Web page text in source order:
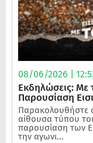
08/06/2026 |
Εκδηλώσεις: Με
Παρουσίαση
Παρακολουθήστε
αίθουσα τύπου
παρουσίαση των
την αγωνι...